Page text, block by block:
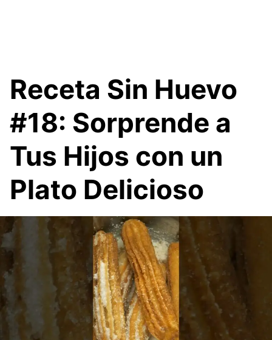
Receta Sin Huevo
#18: Sorprende a
Tus Hijos con un
Plato Delicioso